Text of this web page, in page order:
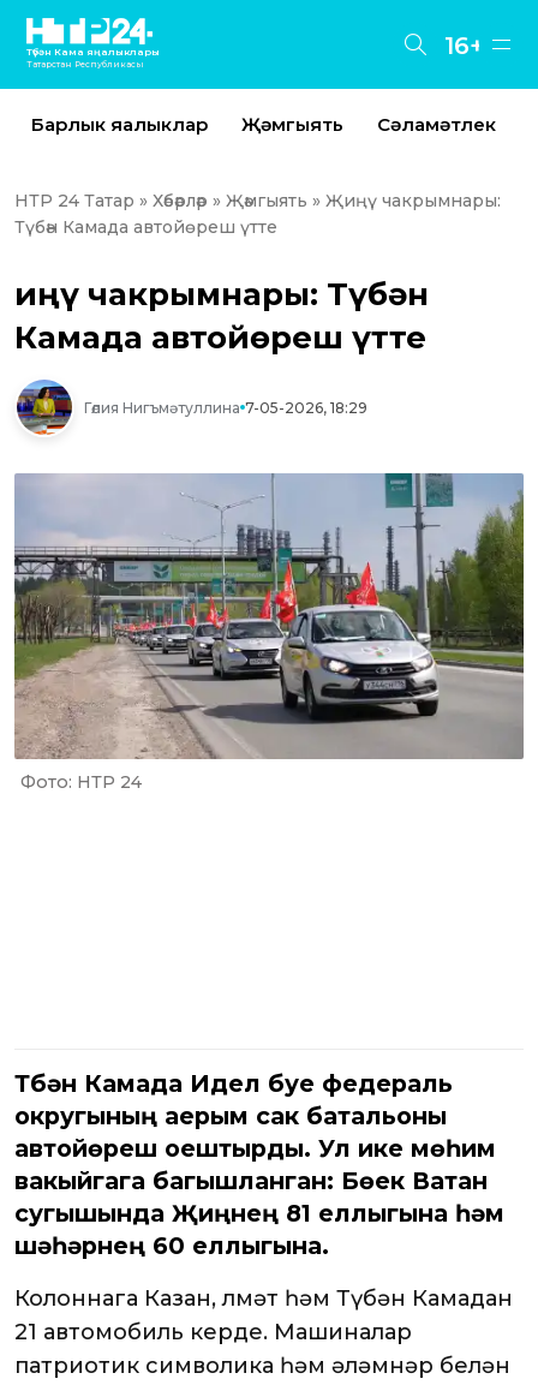
Түбән Кама яңалыклары
Татарстан Республикасы
16+
Барлык яңалыклар Җәмгыять Сәламәтлек
НТР 24 Татар » Хәбәрләр » Җәмгыять » Җиңү чакрымнары:
Түбән Камада автойөреш үтте
Җиңү чакрымнары: Түбән
Камада автойөреш үтте
Гөлия Нигъмәтуллина 7-05-2026, 18:29
Фото: НТР 24
Түбән Камада Идел буе федераль
округының аерым сак батальоны
автойөреш оештырды. Ул ике мөһим
вакыйгага багышланган: Бөек Ватан
сугышында Җиңүнең 81 еллыгына һәм
шәһәрнең 60 еллыгына.
Колоннага Казан, Әлмәт һәм Түбән Камадан
21 автомобиль керде. Машиналар
патриотик символика һәм әләмнәр белән